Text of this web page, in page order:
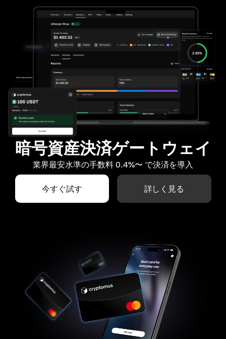
暗号資産決済ゲートウェイ
業界最安水準の手数料 0.4%〜 で決済を導入
今すぐ試す 詳しく見る